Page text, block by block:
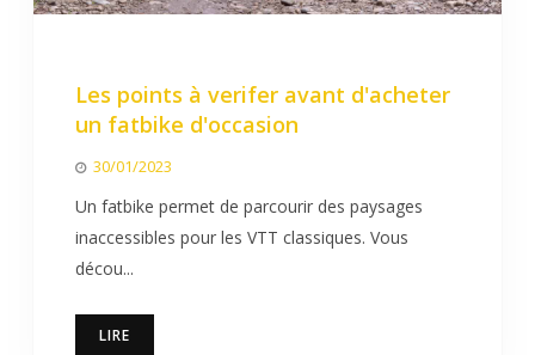
Les points à verifer avant d'acheter
un fatbike d'occasion
30/01/2023
Un fatbike permet de parcourir des paysages
inaccessibles pour les VTT classiques. Vous
décou...
LIRE